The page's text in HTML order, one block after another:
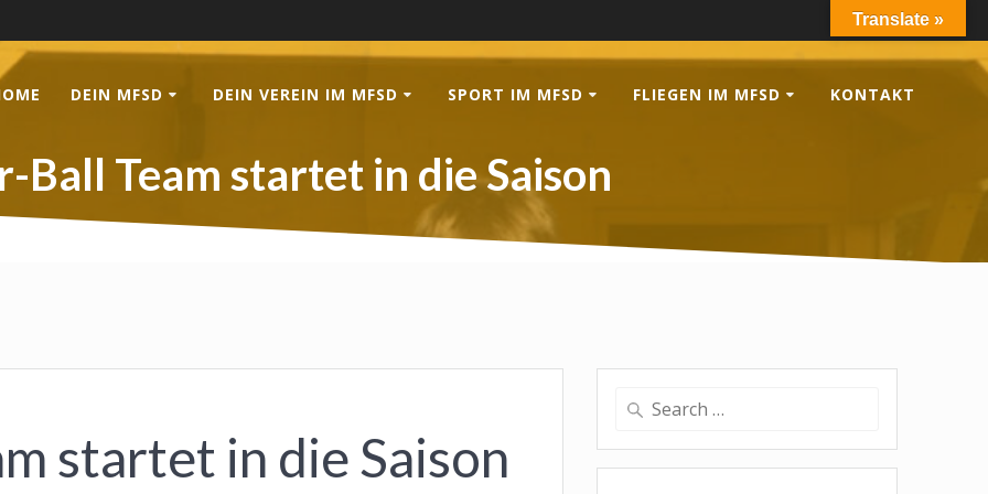
DEIN MFSD DEIN VEREIN IM MFSD SPORT IM MFSD FLIEGEN IM MFSD KONTAKT
Ball Team startet in die Saison
startet in die Saison
Search
Translate »